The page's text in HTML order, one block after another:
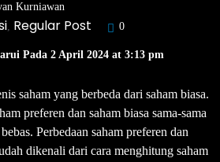
Kurniawan
, Regular Post 0
Pada 2 April 2024 at 3:13 pm
saham yang berbeda dari saham biasa.
preferen dan saham biasa sama-sama
Perbedaan saham preferen dan
dikenali dari cara menghitung saham